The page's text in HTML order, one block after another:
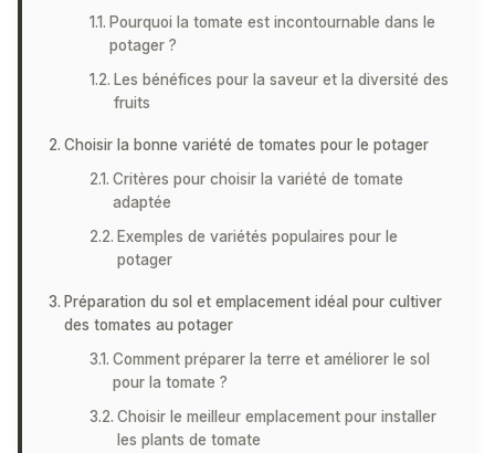
Pourquoi la tomate est incontournable dans le
potager ?
Les bénéfices pour la saveur et la diversité des
fruits
Choisir la bonne variété de tomates pour le potager
Critères pour choisir la variété de tomate
adaptée
Exemples de variétés populaires pour le
potager
Préparation du sol et emplacement idéal pour cultiver
des tomates au potager
Comment préparer la terre et améliorer le sol
pour la tomate ?
Choisir le meilleur emplacement pour installer
les plants de tomate